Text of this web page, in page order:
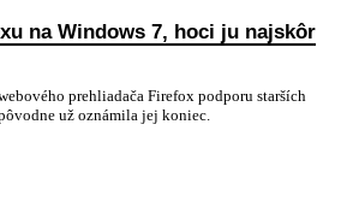
na Windows 7, hoci ju najskôr
prehliadača Firefox podporu starších
už oznámila jej koniec.